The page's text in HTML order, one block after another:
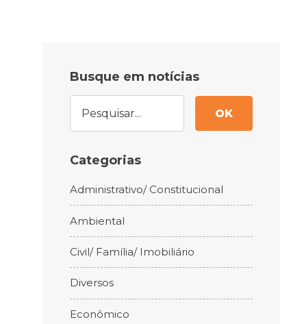
Busque em notícias
OK
Categorias
Administrativo/ Constitucional
Ambiental
Civil/ Família/ Imobiliário
Diversos
Econômico